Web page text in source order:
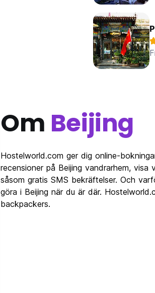
Om Beijing
Hostelworld.com ger dig online-
recensioner på Beijing vandrarhem,
såsom gratis SMS bekräftelser. Och
göra i Beijing när du är där.
backpackers.